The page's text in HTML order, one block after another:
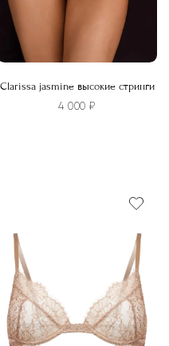
Clarissa jasmine высокие стринги
4 000₽
Опции
можно
выбрать
на
странице
товара.